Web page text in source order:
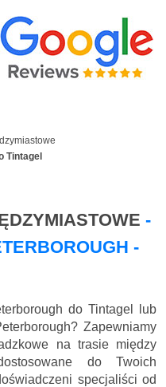
Tintagel
-
-
do Tintagel lub
Zapewniamy
na trasie między
do Twoich
specjaliści od